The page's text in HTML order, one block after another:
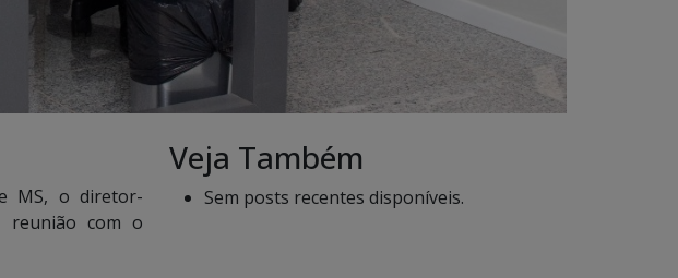
MS, o diretor-
reunião com o
Veja Também
Sem posts recentes disponíveis.